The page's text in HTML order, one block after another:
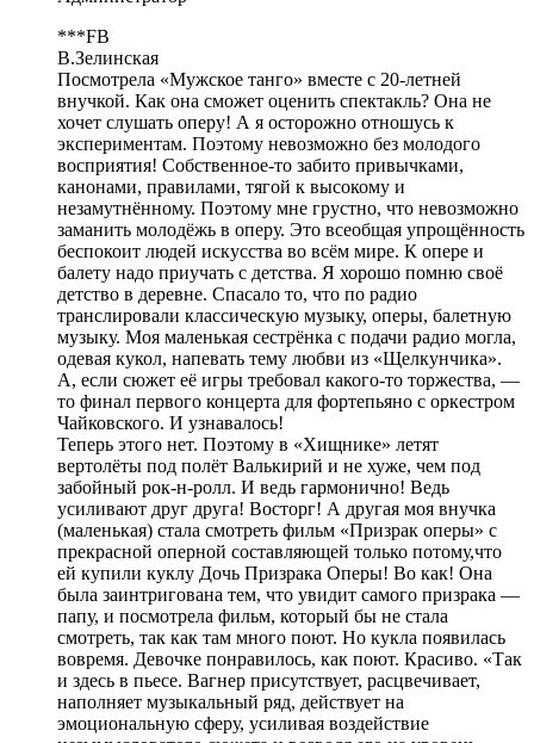
***FB
В.Зелинская
Посмотрела «Мужское танго» вместе с 20-летней
внучкой. Как она сможет оценить спектакль? Она не
хочет слушать оперу! А я осторожно отношусь к
экспериментам. Поэтому невозможно без молодого
восприятия! Собственное-то забито привычками,
канонами, правилами, тягой к высокому и
незамутнённому. Поэтому мне грустно, что невозможно
заманить молодёжь в оперу. Это всеобщая упрощённость
беспокоит людей искусства во всём мире. К опере и
балету надо приучать с детства. Я хорошо помню своё
детство в деревне. Спасало то, что по радио
транслировали классическую музыку, оперы, балетную
музыку. Моя маленькая сестрёнка с подачи радио могла,
одевая кукол, напевать тему любви из «Щелкунчика».
А, если сюжет её игры требовал какого-то торжества, —
то финал первого концерта для фортепьяно с оркестром
Чайковского. И узнавалось!
Теперь этого нет. Поэтому в «Хищнике» летят
вертолёты под полёт Валькирий и не хуже, чем под
забойный рок-н-ролл. И ведь гармонично! Ведь
усиливают друг друга! Восторг! А другая моя внучка
(маленькая) стала смотреть фильм «Призрак оперы» с
прекрасной оперной составляющей только потому,что
ей купили куклу Дочь Призрака Оперы! Во как! Она
была заинтригована тем, что увидит самого призрака —
папу, и посмотрела фильм, который бы не стала
смотреть, так как там много поют. Но кукла появилась
вовремя. Девочке понравилось, как поют. Красиво. «Так
и здесь в пьесе. Вагнер присутствует, расцвечивает,
наполняет музыкальный ряд, действует на
эмоциональную сферу, усиливая воздействие